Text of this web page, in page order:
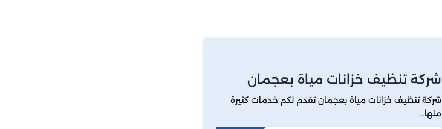
شركة تنظيف خزانات مياة بعجمان
شركة تنظيف خزانات مياة بعجمان تقدم لكم خدمات كثيرة
منها…